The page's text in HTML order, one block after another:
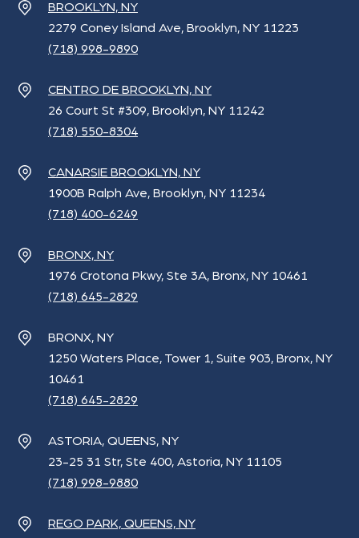
BROOKLYN, NY
2279 Coney Island Ave, Brooklyn, NY 11223
(718) 998-9890
CENTRO DE BROOKLYN, NY
26 Court St #309, Brooklyn, NY 11242
(718) 550-8304
CANARSIE BROOKLYN, NY
1900B Ralph Ave, Brooklyn, NY 11234
(718) 400-6249
BRONX, NY
1976 Crotona Pkwy, Ste 3A, Bronx, NY 10461
(718) 645-2829
BRONX, NY
1250 Waters Place, Tower 1, Suite 903, Bronx, NY
10461
(718) 645-2829
ASTORIA, QUEENS, NY
23-25 31 Str, Ste 400, Astoria, NY 11105
(718) 998-9880
REGO PARK, QUEENS, NY